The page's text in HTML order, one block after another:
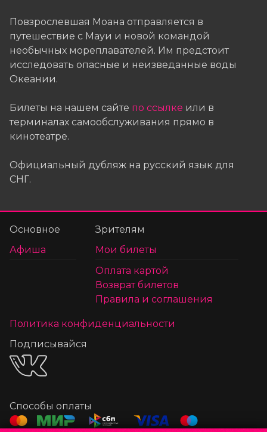
Повзрослевшая Моана отправляется в
путешествие с Мауи и новой командой
необычных мореплавателей. Им предстоит
исследовать опасные и неизведанные воды
Океании.
Билеты на нашем сайте по ссылке или в
терминалах самообслуживания прямо в
кинотеатре.
Официальный дубляж на русский язык для
СНГ.
Основное
Афиша
Зрителям
Мои билеты
Оплата картой
Возврат билетов
Правила и соглашения
Политика конфиденциальности
Подписывайся
Способы оплаты